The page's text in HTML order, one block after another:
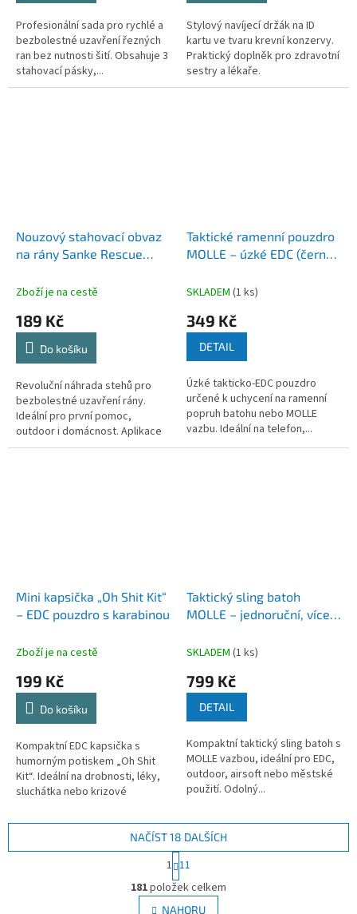
Profesionální sada pro rychlé a
bezbolestné uzavření řezných
ran bez nutnosti šití. Obsahuje 3
stahovací pásky,...
Stylový navíjecí držák na ID
kartu ve tvaru krevní konzervy.
Praktický doplněk pro zdravotní
sestry a lékaře.
Nouzový stahovací obvaz
na rány Sanke Rescue
Zboží je na cestě
189 Kč
Do košíku
Revoluční náhrada stehů pro
bezbolestné uzavření rány.
Ideální pro první pomoc,
outdoor i domácnost. Aplikace
bez...
Taktické ramenní pouzdro
MOLLE – úzké EDC (černá
SKLADEM (1 ks)
349 Kč
DETAIL
Úzké takticko-EDC pouzdro
určené k uchycení na ramenní
popruh batohu nebo MOLLE
vazbu. Ideální na telefon,...
Mini kapsička „Oh Shit Kit“
– EDC pouzdro s karabinou
Zboží je na cestě
199 Kč
Do košíku
Kompaktní EDC kapsička s
humorným potiskem „Oh Shit
Kit“. Ideální na drobnosti, léky,
sluchátka nebo krizové
Taktický sling batoh
MOLLE – jednoruční, více
SKLADEM (1 ks)
799 Kč
DETAIL
Kompaktní taktický sling batoh s
MOLLE vazbou, ideální pro EDC,
outdoor, airsoft nebo městské
použití. Odolný...
O
v
l
NAČÍST 18 DALŠÍCH
S
t
r
á
1 11
181položek celkem
NAHORU